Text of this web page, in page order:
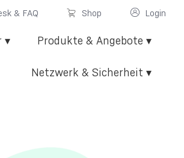
& FAQ Shop Login
▾ Produkte & Angebote ▾
Netzwerk & Sicherheit ▾